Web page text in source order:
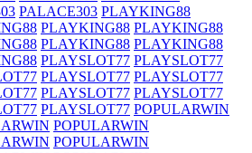
PALACE303 PLAYKING88
PLAYKING88 PLAYKING88
PLAYKING88 PLAYKING88
PLAYSLOT77 PLAYSLOT77
PLAYSLOT77 PLAYSLOT77
PLAYSLOT77 PLAYSLOT77
PLAYSLOT77 POPULARWIN
POPULARWIN
POPULARWIN